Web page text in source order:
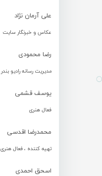
علی آرمان نژاد
عکاس و خبرنگار سایت
رضا محمودی
مدیریت رسانه رادیو بندر
یوسف قشمی
فعال هنری
محمدرضا اقدسی
تهیه کننده ، فعال هنری
اسحق احمدی